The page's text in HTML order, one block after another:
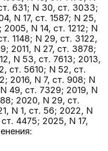
631; N 30, ст. 3033;
N 17, ст. 1587; N 25,
N 14, ст. 1212; N
1148; N 29, ст. 3122,
2011, N 27, ст. 3878;
N 53, ст. 7613; 2013,
ст. 5610; N 52, ст.
2016, N 7, ст. 908; N
49, ст. 7329; 2019, N
2020, N 29, ст.
N 1, ст. 56; 2022, N
4475; 2025, N 17,